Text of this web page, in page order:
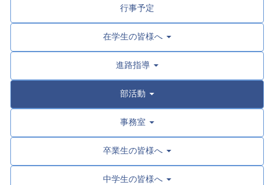
行事予定
在学生の皆様へ
進路指導
部活動
事務室
卒業生の皆様へ
中学生の皆様へ